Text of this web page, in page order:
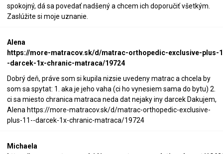
spokojný, dá sa povedať nadšený a chcem ich doporučiť všetkým.
Zaslúžite si moje uznanie.
Alena
https://more-matracov.sk/d/matrac-orthopedic-exclusive-plus-
-darcek-1x-chranic-matraca/19724
Dobrý deň, práve som si kupila nizsie uvedeny matrac a chcela by
som sa spytat: 1. aka je jeho vaha (ci ho vynesiem sama do bytu) 2.
ci sa miesto chranica matraca neda dat nejaky iny darcek Dakujem,
Alena https://more-matracov.sk/d/matrac-orthopedic-exclusive-
plus-11--darcek-1x-chranic-matraca/19724
Michaela